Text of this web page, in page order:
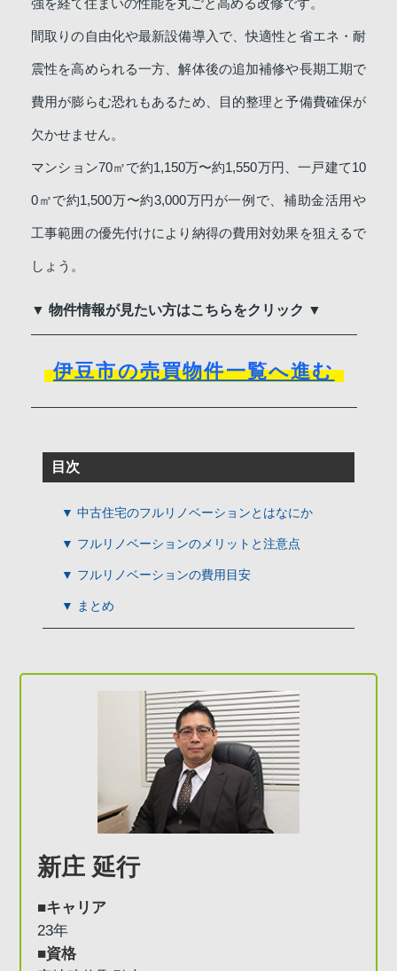
間取りの自由化や最新設備導入で、快適性と省エネ・耐
震性を高められる一方、解体後の追加補修や長期工期で
費用が膨らむ恐れもあるため、目的整理と予備費確保が
欠かせません。
マンション70㎡で約1,150万〜約1,550万円、一戸建て10
0㎡で約1,500万〜約3,000万円が一例で、補助金活用や
工事範囲の優先付けにより納得の費用対効果を狙えるで
しょう。
▼ 物件情報が見たい方はこちらをクリック ▼
伊豆市の売買物件一覧へ進む
目次
▼ 中古住宅のフルリノベーションとはなにか
▼ フルリノベーションのメリットと注意点
▼ フルリノベーションの費用目安
▼ まとめ
新庄 延行
■キャリア
23年
■資格